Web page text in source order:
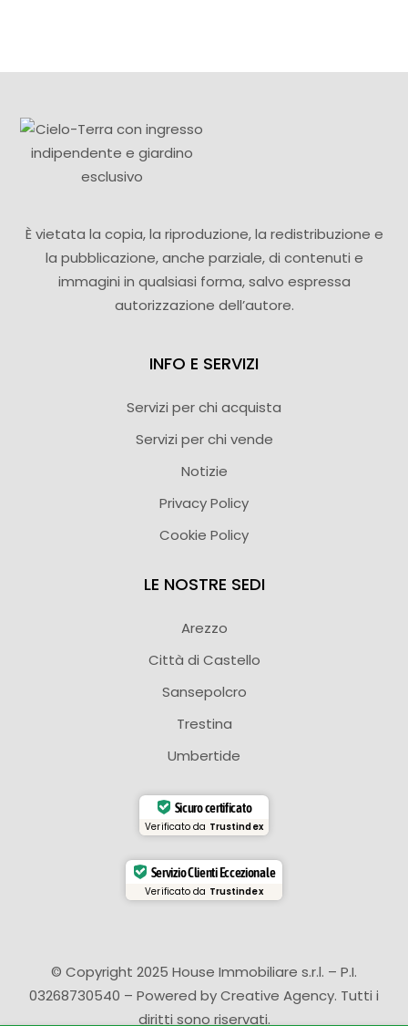
È vietata la copia, la riproduzione, la redistribuzione e
la pubblicazione, anche parziale, di contenuti e
immagini in qualsiasi forma, salvo espressa
autorizzazione dell’autore.
INFO E SERVIZI
Servizi per chi acquista
Servizi per chi vende
Notizie
Privacy Policy
Cookie Policy
LE NOSTRE SEDI
Arezzo
Città di Castello
Sansepolcro
Trestina
Umbertide
Sicuro certificato
Verificato da Trustindex
Servizio Clienti Eccezionale
Verificato da Trustindex
© Copyright 2025 House Immobiliare s.r.l. – P.I.
03268730540 – Powered byCreative Agency. Tutti i
diritti sono riservati.